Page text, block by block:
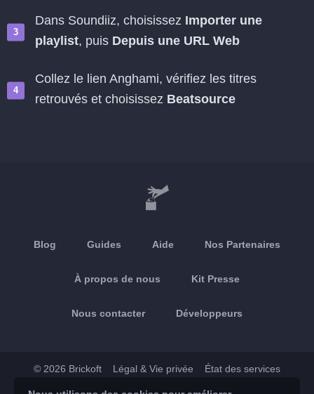
Dans Soundiiz, choisissez Importer une
playlist, puis Depuis une URL Web
Collez le lien Anghami, vérifiez les titres
retrouvés et choisissez Beatsource
Blog Guides Aide Nos Partenaires
À propos de nous Kit Presse
Nous contacter Développeurs
© 2026 Brickoft Légal & Vie privée État des services